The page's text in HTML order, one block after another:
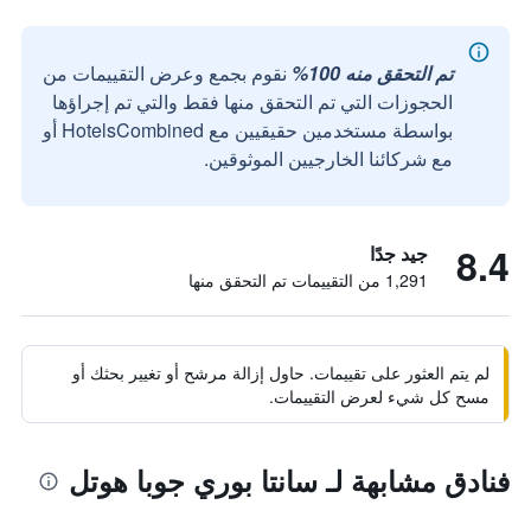
تم التحقق منه 100%
نقوم بجمع وعرض التقييمات من
الحجوزات التي تم التحقق منها فقط والتي تم إجراؤها
بواسطة مستخدمين حقيقيين مع HotelsCombined أو
مع شركائنا الخارجيين الموثوقين.
8.4 جيد جدًا
1,291 من التقييمات تم التحقق منها
لم يتم العثور على تقييمات. حاول إزالة مرشح أو تغيير بحثك أو
مسح كل شيء لعرض التقييمات.
فنادق مشابهة لـ سانتا بوري جوبا هوتل